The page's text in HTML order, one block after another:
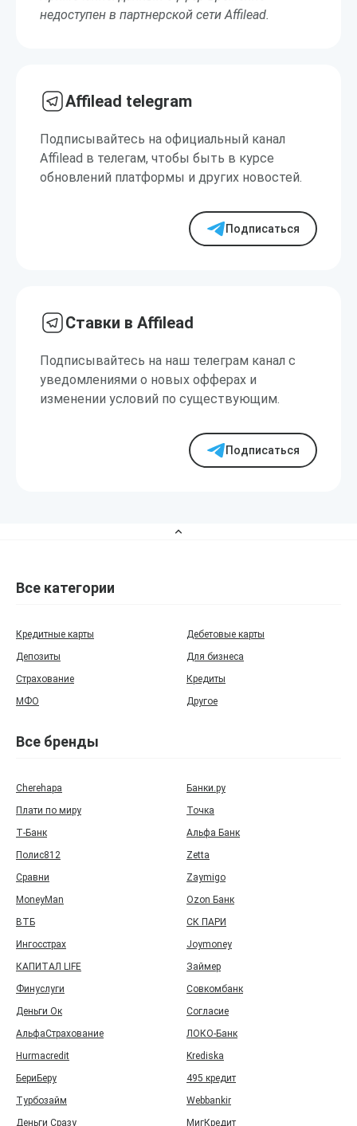
недоступен в партнерской сети Affilead.
Affilead telegram
Подписывайтесь на официальный канал
Affilead в телегам, чтобы быть в курсе
обновлений платформы и других новостей.
Подписаться
Ставки в Affilead
Подписывайтесь на наш телеграм канал с
уведомлениями о новых офферах и
изменении условий по существующим.
Подписаться
Все категории
Кредитные карты
Дебетовые карты
Депозиты
Для бизнеса
Страхование
Кредиты
МФО
Другое
Все бренды
Cherehapa
Банки.ру
Плати по миру
Точка
Т‑Банк
Альфа Банк
Полис812
Zetta
Сравни
Zaymigo
MoneyMan
Ozon Банк
ВТБ
СК ПАРИ
Ингосстрах
Joymoney
КАПИТАЛ LIFE
Займер
Финуслуги
Совкомбанк
Деньги Ок
Согласие
АльфаСтрахование
ЛОКО-Банк
Hurmacredit
Krediska
БериБеру
495 кредит
Турбозайм
Webbankir
Деньги Сразу
МигКредит